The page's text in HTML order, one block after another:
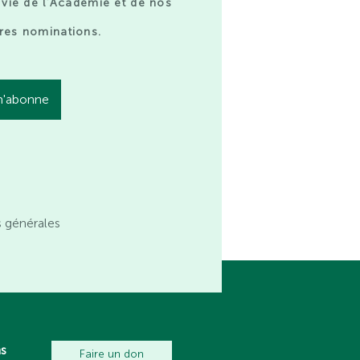
de l’Académie et de nos
nominations.
Faire un don